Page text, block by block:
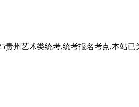
州艺术类统考,统考报名考点,本站